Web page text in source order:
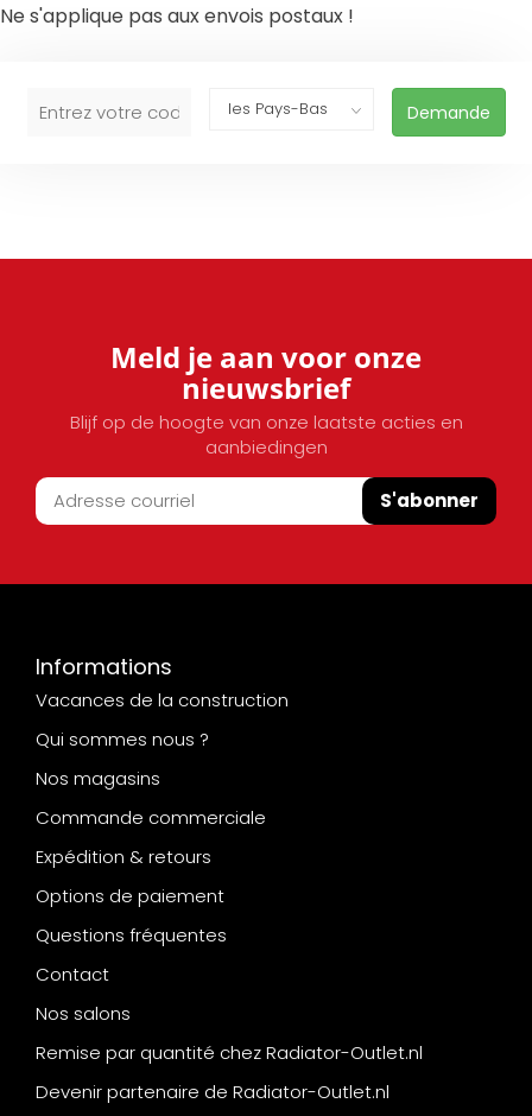
Ne s'applique pas aux envois postaux !
Demande
Meld je aan voor onze
nieuwsbrief
Blijf op de hoogte van onze laatste acties en
aanbiedingen
S'abonner
Informations
Vacances de la construction
Qui sommes nous ?
Nos magasins
Commande commerciale
Expédition & retours
Options de paiement
Questions fréquentes
Contact
Nos salons
Remise par quantité chez Radiator-Outlet.nl
Devenir partenaire de Radiator-Outlet.nl